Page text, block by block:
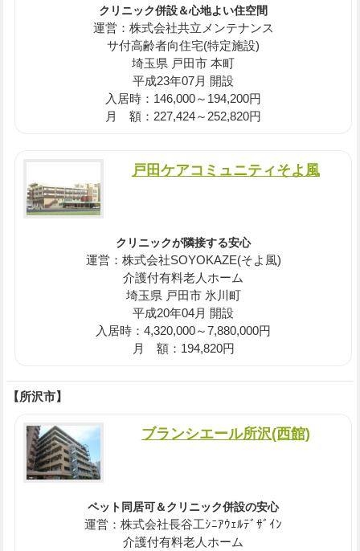
クリニック併設＆心地よい住空間
運営：株式会社共立メンテナンス
サ付高齢者向住宅(特定施設)
埼玉県 戸田市 本町
平成23年07月 開設
入居時：146,000～194,200円
月 額：227,424～252,820円
戸田ケアコミュニティそよ風
クリニックが隣接する安心
運営：株式会社SOYOKAZE(そよ風)
介護付有料老人ホーム
埼玉県 戸田市 氷川町
平成20年04月 開設
入居時：4,320,000～7,880,000円
月 額：194,820円
【所沢市】
ブランシエール所沢(西館)
ペット同居可＆クリニック併設の安心
運営：株式会社長谷工ｼﾆｱｳｪﾙﾃﾞｻﾞｲﾝ
介護付有料老人ホーム